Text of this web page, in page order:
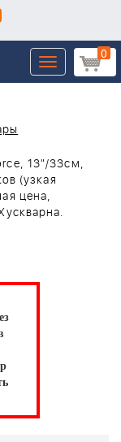
0
Toggle
navigation
13"/33см,
(узкая
цена,